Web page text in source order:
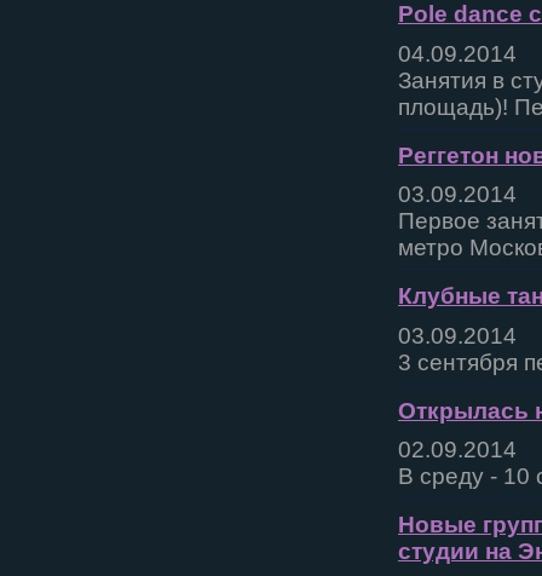
Pole dance
04.09.2014
Занятия в
площадь)!
Реггетон
03.09.2014
Первое
метро
Клубные
03.09.2014
3 сентября
Открылась
02.09.2014
В среду - 10
Новые
студии на